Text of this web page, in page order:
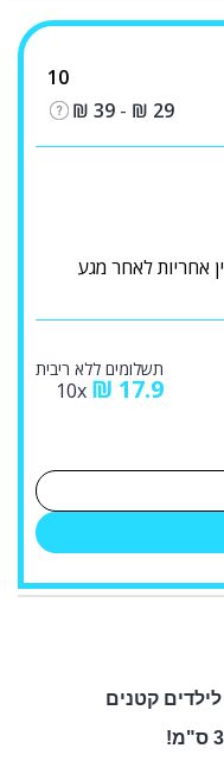
10
₪ 29
-
₪ 39
אחריות לאחר מגע
תשלומים ללא ריבית
₪ 17.9
קטנים